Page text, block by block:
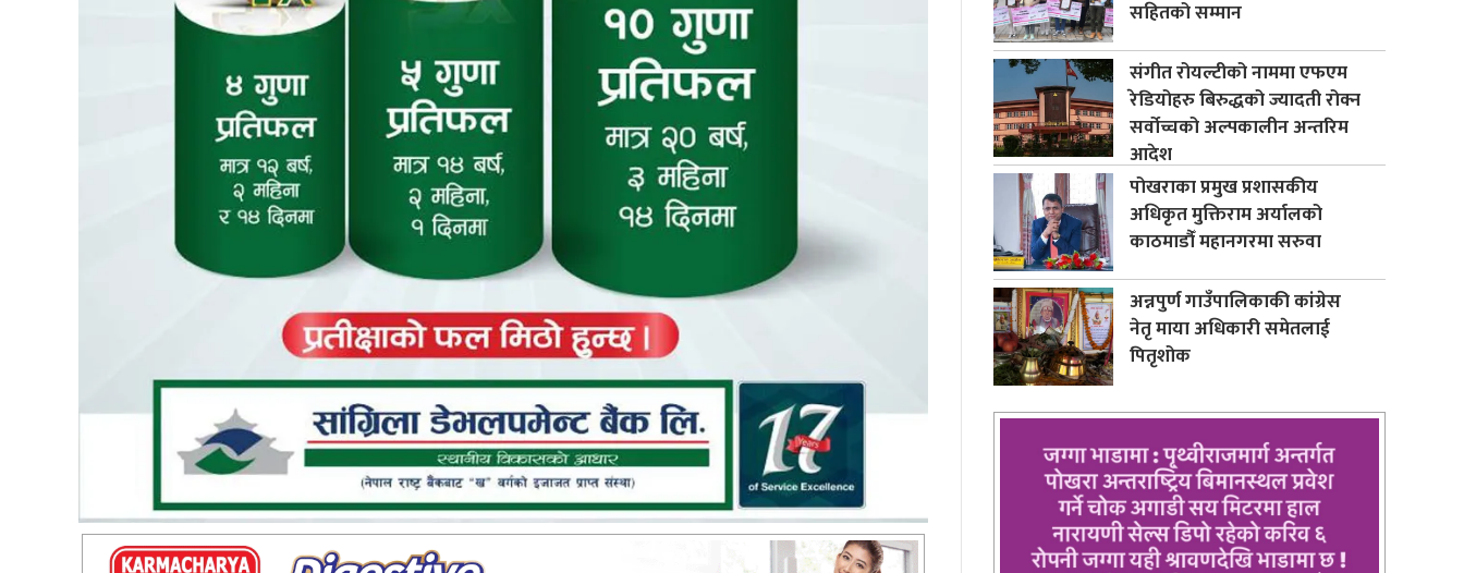
सहितको सम्मान
संगीत रोयल्टीको नाममा एफएम
रेडियोहरु बिरुद्धको ज्यादती रोक्न
सर्वोच्चको अल्पकालीन अन्तरिम
आदेश
पोखराका प्रमुख प्रशासकीय
अधिकृत मुक्तिराम अर्यालको
काठमाडौँ महानगरमा सरुवा
अन्नपुर्ण गाउँपालिकाकी कांग्रेस
नेतृ माया अधिकारी समेतलाई
पितृशोक